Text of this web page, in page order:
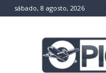
sábado, 8 agosto, 2026